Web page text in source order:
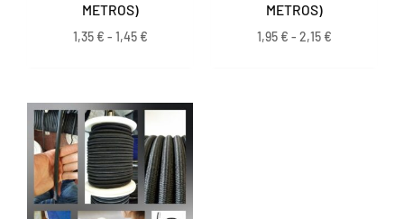
METROS)
1,35 € - 1,45 €
METROS)
1,95 € - 2,15 €
Rango
precios:
desde
30,00 €
hasta
137,00 €